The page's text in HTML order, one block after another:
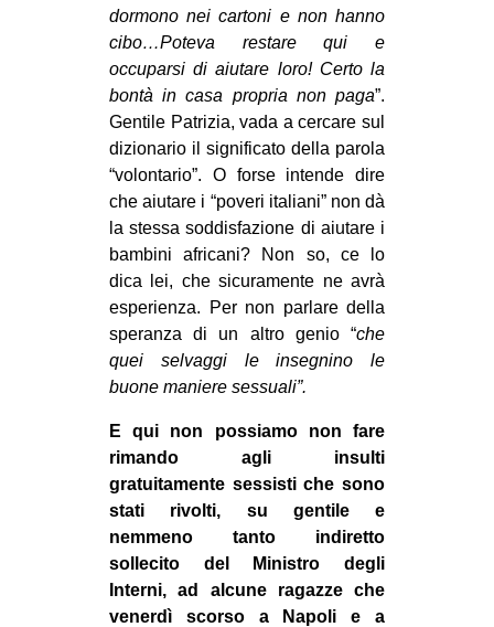
dormono nei cartoni e non hanno
cibo…Poteva restare qui e
occuparsi di aiutare loro! Certo la
bontà in casa propria non paga”.
Gentile Patrizia, vada a cercare sul
dizionario il significato della parola
“volontario”. O forse intende dire
che aiutare i “poveri italiani” non dà
la stessa soddisfazione di aiutare i
bambini africani? Non so, ce lo
dica lei, che sicuramente ne avrà
esperienza. Per non parlare della
speranza di un altro genio “che
quei selvaggi le insegnino le
buone maniere sessuali”.
E qui non possiamo non fare
rimando agli insulti
gratuitamente sessisti che sono
stati rivolti, su gentile e
nemmeno tanto indiretto
sollecito del Ministro degli
Interni, ad alcune ragazze che
venerdì scorso a Napoli e a